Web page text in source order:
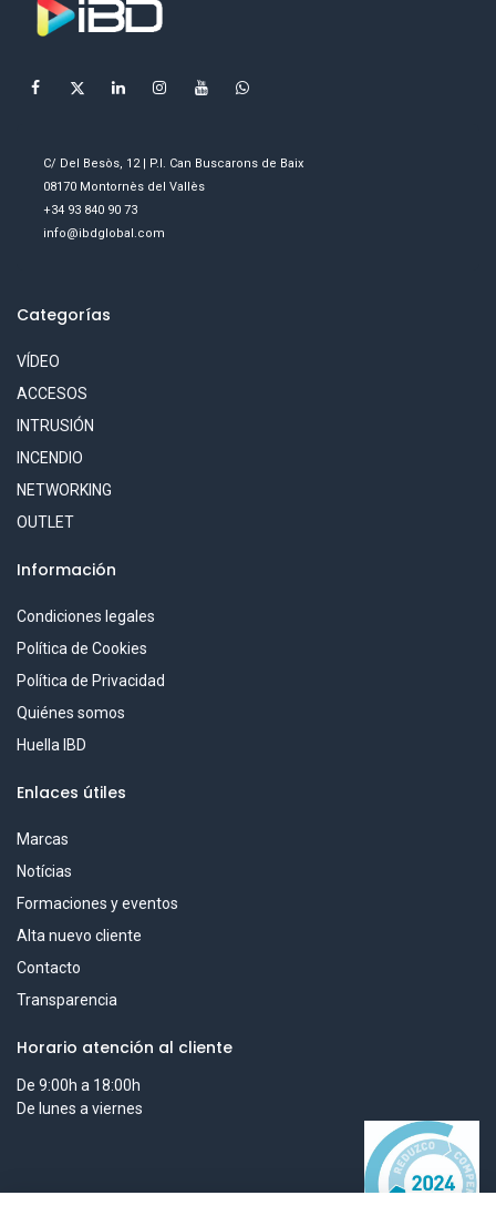
C/ Del Besòs, 12 | P.I. Can Buscarons de Baix
08170 Montornès del Vallès
+34 93 840 90 73
info@ibdglobal.com
Categorías
VÍDEO
ACCESOS
INTRUSIÓN
INCENDIO
NETWORKING
OUTLET
Información
Condiciones legales
Política de Cookies
Política de Privacidad
Quiénes somos
Huella IBD
Enlaces útiles
Marcas
Notícias
Formaciones y eventos
Alta nuevo cliente
Contacto
Transparencia
Horario atención al cliente
De 9:00h a 18:00h
De lunes a viernes